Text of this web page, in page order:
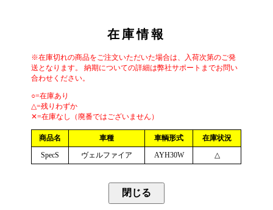
在庫情報
※在庫切れの商品をご注文いただいた場合は、入荷次第のご発
送となります。 納期についての詳細は弊社サポートまでお問い
合わせください。
○=在庫あり
△=残りわずか
✕=在庫なし（廃番ではございません）
商品名 車種 車輌形式
在庫状況
SpecS
ヴェルファイア AYH30W △